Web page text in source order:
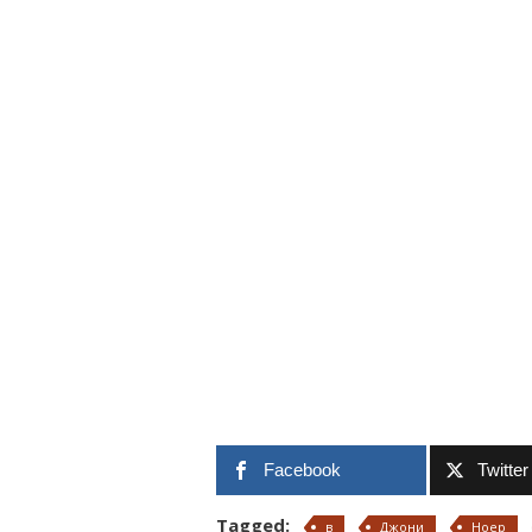
Facebook Twitter
Tagged: в Джони Ноер